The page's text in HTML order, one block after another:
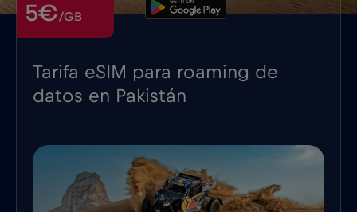
Tarifa eSIM para roaming de
datos en Pakistán
5€/GB